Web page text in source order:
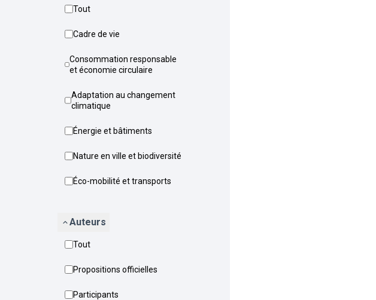
Tout
Cadre de vie
Consommation responsable
et économie circulaire
Adaptation au changement
climatique
Énergie et bâtiments
Nature en ville et biodiversité
Éco-mobilité et transports
Auteurs
Tout
Propositions officielles
Participants